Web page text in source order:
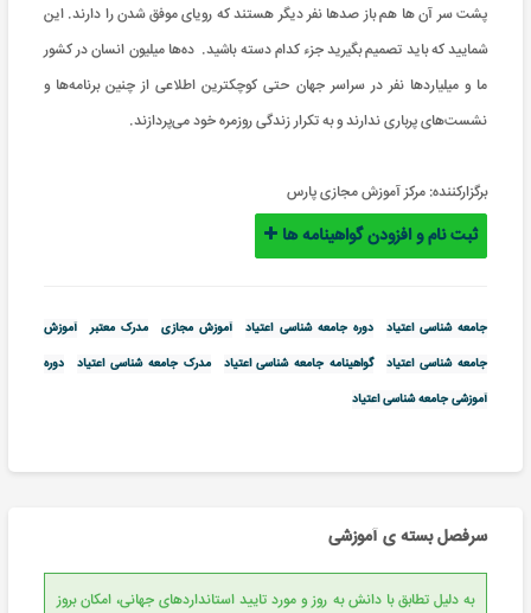
پشت سر آن ها هم باز صدها نفر دیگر هستند که رویای موفق شدن را دارند. این
شمایید که باید تصمیم بگیرید جزء کدام دسته باشید. ده‌ها میلیون‌ انسان در کشور
ما و میلیاردها نفر در سراسر جهان حتی کوچکترین اطلاعی از چنین برنامه‌ها و
نشست‌های پرباری ندارند و به تکرار زندگی روزمره خود می‌پردازند.
برگزارکننده: مرکز آموزش مجازی پارس
ثبت نام و افزودن گواهینامه ها
جامعه شناسی اعتیاد دوره جامعه شناسی اعتیاد آموزش مجازی مدرک معتبر
آموزش
جامعه شناسی اعتیاد
گواهینامه جامعه شناسی اعتیاد مدرک جامعه شناسی اعتیاد
دوره
آموزشی جامعه شناسی اعتیاد
سرفصل بسته ی آموزشی
به دلیل تطابق با دانش به روز و مورد تایید استانداردهای جهانی، امکان بروز